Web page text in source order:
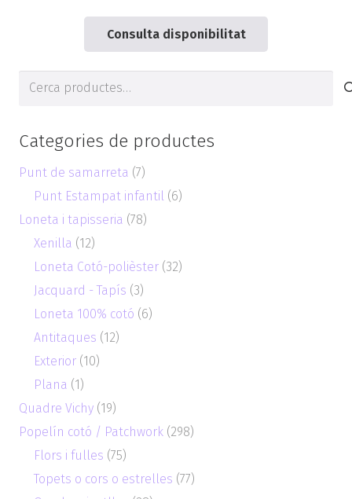
Consulta disponibilitat
Cerca
Categories de productes
Punt de samarreta (7)
Punt Estampat infantil (6)
Loneta i tapisseria (78)
Xenilla (12)
Loneta Cotó-polièster (32)
Jacquard - Tapís (3)
Loneta 100% cotó (6)
Antitaques (12)
Exterior (10)
Plana (1)
Quadre Vichy (19)
Popelín cotó / Patchwork (298)
Flors i fulles (75)
Topets o cors o estrelles (77)